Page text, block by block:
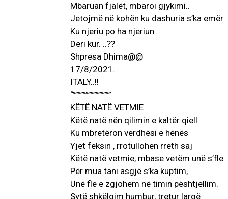
Mbaruan fjalët, mbaroi gjykimi..
Jetojmë në kohën ku dashuria s’ka emër
Ku njeriu po ha njeriun. ..
Deri kur. ..??
Shpresa Dhima@@
17/8/2021.
ITALY..!!
“”””””””””””””””
KËTË NATË VETMIE
Këtë natë nën qilimin e kaltër qiell
Ku mbretëron verdhësi e hënës
Yjet feksin , rrotullohen rreth saj
Këtë natë vetmie, mbase vetëm unë s’fle.
Për mua tani asgjë s’ka kuptim,
Unë fle e zgjohem në timin pështjellim.
Sytë shkëlqim humbur, tretur largë